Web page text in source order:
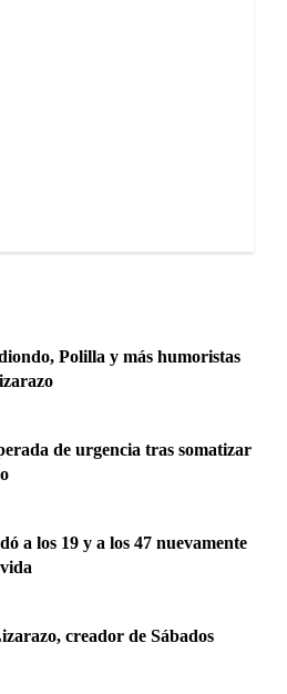
Polilla y más humoristas
de urgencia tras somatizar
a los 19 y a los 47 nuevamente
creador de Sábados